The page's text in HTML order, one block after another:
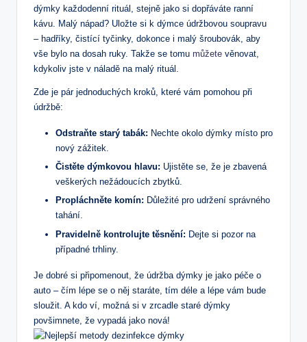
dýmky každodenní rituál, stejně jako si dopřáváte ranní
kávu. Malý nápad? Uložte si k dýmce údržbovou soupravu
– hadříky, čistící tyčinky, dokonce i malý šroubovák, aby
vše bylo na dosah ruky. Takže se tomu můžete věnovat,
kdykoliv jste v náladě na malý rituál.
Zde je pár jednoduchých kroků, které vám pomohou při
údržbě:
Odstraňte starý tabák: Nechte okolo dýmky místo pro
nový zážitek.
Čistěte dýmkovou hlavu: Ujistěte se, že je zbavená
veškerých nežádoucích zbytků.
Propláchněte komín: Důležité pro udržení správného
tahání.
Pravidelně kontrolujte těsnění: Dejte si pozor na
případné trhliny.
Je dobré si připomenout, že údržba dýmky je jako péče o
auto – čím lépe se o něj staráte, tím déle a lépe vám bude
sloužit. A kdo ví, možná si v zrcadle staré dýmky
povšimnete, že vypadá jako nová!